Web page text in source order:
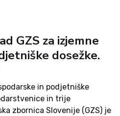
GZS za izjemne
dosežke.
in podjetniške
in trije
zbornica Slovenije (GZS) je